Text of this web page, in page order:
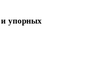
упорных